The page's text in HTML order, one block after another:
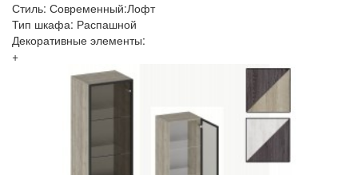
Стиль: Современный:Лофт
Тип шкафа: Распашной
Декоративные элементы:
+